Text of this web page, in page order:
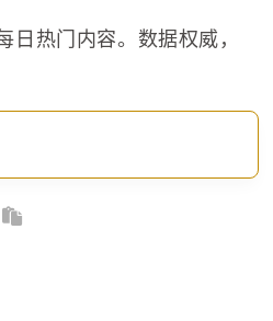
热门内容。数据权威，